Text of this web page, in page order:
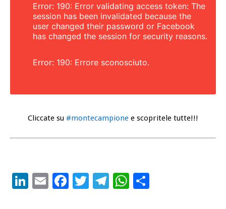
Error: 190: Error validating access token: The
session has been invalidated because the
user changed their password or Facebook
has changed the session for security reasons.
Error: 190: Errore sconosciuto.
Cliccate su #montecampione e scopritele tutte!!!
LinkedIn
EmailFacebook
Twitter
Telegram
WhatsApp